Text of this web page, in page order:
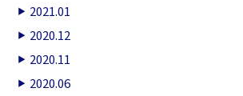
2021.01
2020.12
2020.11
2020.06